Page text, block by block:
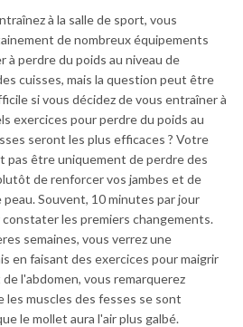
à la salle de sport, vous
de nombreux équipements
à perdre du poids au niveau de
cuisses, mais la question peut être
si vous décidez de vous entraîner à
exercices pour perdre du poids au
seront les plus efficaces ? Votre
pas être uniquement de perdre des
de renforcer vos jambes et de
Souvent, 10 minutes par jour
les premiers changements.
semaines, vous verrez une
en faisant des exercices pour maigrir
l'abdomen, vous remarquerez
les muscles des fesses se sont
le mollet aura l'air plus galbé.